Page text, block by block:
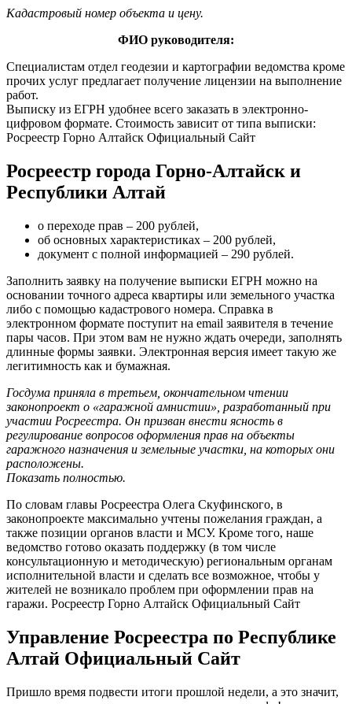
Кадастровый номер объекта и цену.
ФИО руководителя:
Специалистам отдел геодезии и картографии ведомства кроме
прочих услуг предлагает получение лицензии на выполнение
работ.
Выписку из ЕГРН удобнее всего заказать в электронно-
цифровом формате. Стоимость зависит от типа выписки:
Росреестр Горно Алтайск Официальный Сайт
Росреестр города Горно-Алтайск и
Республики Алтай
о переходе прав – 200 рублей,
об основных характеристиках – 200 рублей,
документ с полной информацией – 290 рублей.
Заполнить заявку на получение выписки ЕГРН можно на
основании точного адреса квартиры или земельного участка
либо с помощью кадастрового номера. Справка в
электронном формате поступит на email заявителя в течение
пары часов. При этом вам не нужно ждать очереди, заполнять
длинные формы заявки. Электронная версия имеет такую же
легитимность как и бумажная.
Госдума приняла в третьем, окончательном чтении
законопроект о «гаражной амнистии», разработанный при
участии Росреестра. Он призван внести ясность в
регулирование вопросов оформления прав на объекты
гаражного назначения и земельные участки, на которых они
расположены.
Показать полностью.
По словам главы Росреестра Олега Скуфинского, в
законопроекте максимально учтены пожелания граждан, а
также позиции органов власти и МСУ. Кроме того, наше
ведомство готово оказать поддержку (в том числе
консультационную и методическую) региональным органам
исполнительной власти и сделать все возможное, чтобы у
жителей не возникало проблем при оформлении прав на
гаражи. Росреестр Горно Алтайск Официальный Сайт
Управление Росреестра по Республике
Алтай Официальный Сайт
Пришло время подвести итоги прошлой недели, а это значит,